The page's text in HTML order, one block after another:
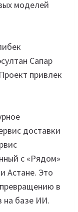
моделей
Сапар
привлек
доставки
с «Рядом»
Астане. Это
в
на базе ИИ.